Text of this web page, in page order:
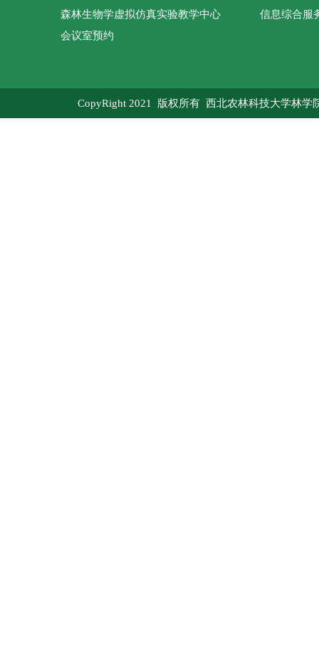
森林生物学虚拟仿真实验教学中心
会议室预约
信息综合服
CopyRight 2021 版权所有 西北农林科技大学林